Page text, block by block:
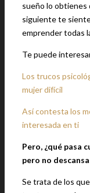
sueño lo obtienes
siguiente te
emprender todas
Te puede
Los trucos
mujer difícil
Así contesta los
interesada en ti
Pero, ¿qué pasa
pero no
Se trata de los